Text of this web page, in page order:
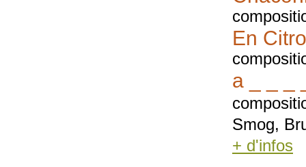
En
a _ _ _
Smog,
+ d'infos